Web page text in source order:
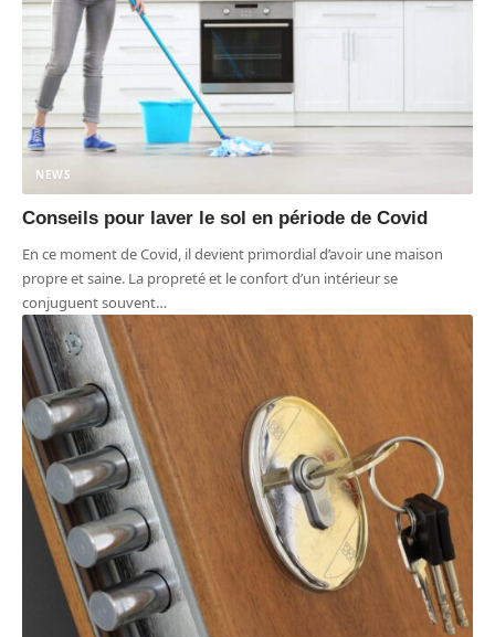
NEWS
Conseils pour laver le sol en période de Covid
En ce moment de Covid, il devient primordial d’avoir une maison
propre et saine. La propreté et le confort d’un intérieur se
conjuguent souvent…